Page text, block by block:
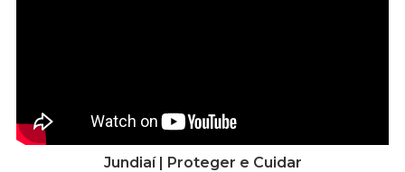
Jundiaí | Proteger e Cuidar